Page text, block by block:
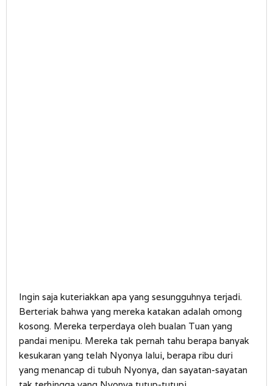
Ingin saja kuteriakkan apa yang sesungguhnya terjadi.
Berteriak bahwa yang mereka katakan adalah omong
kosong. Mereka terperdaya oleh bualan Tuan yang
pandai menipu. Mereka tak pernah tahu berapa banyak
kesukaran yang telah Nyonya lalui, berapa ribu duri
yang menancap di tubuh Nyonya, dan sayatan-sayatan